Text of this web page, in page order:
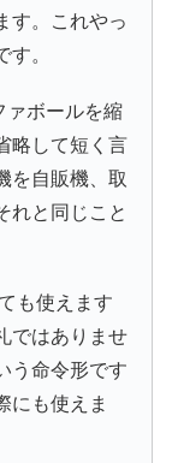
す。これやっ
。
ァボールを縮
略して短く言
を自販機、取
れと同じこと
も使えます
ではありませ
う命令形です
にも使えま